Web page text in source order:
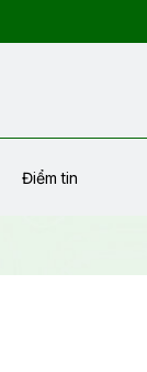
Điểm tin